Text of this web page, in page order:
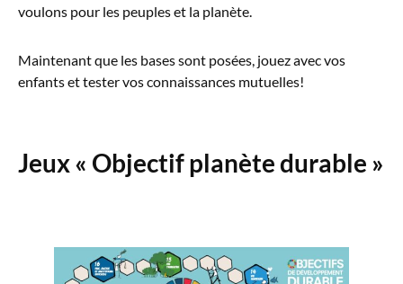
voulons pour les peuples et la planète.
Maintenant que les bases sont posées, jouez avec vos
enfants et tester vos connaissances mutuelles!
Jeux « Objectif planète durable »